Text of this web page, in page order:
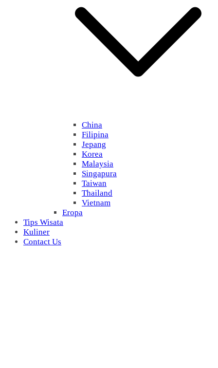
China
Filipina
Jepang
Korea
Malaysia
Singapura
Taiwan
Thailand
Vietnam
Eropa
Tips Wisata
Kuliner
Contact Us